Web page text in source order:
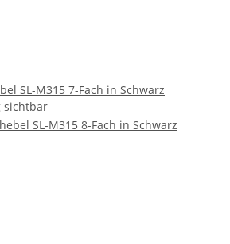
SL-M315 7-Fach in Schwarz
sichtbar